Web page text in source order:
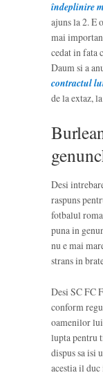
îndeplinire
ajuns la 2. E
mai
cedat in fata
Daum si a
contractul
de la extaz,
Desi
raspuns
fotbalul
puna in
nu e mai
strans in
Desi SC FC
conform
oamenilor
lupta pentru
dispus sa isi
acestia il